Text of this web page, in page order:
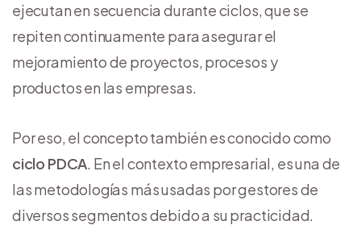
ejecutan en secuencia durante ciclos, que se
repiten continuamente para asegurar el
mejoramiento de proyectos, procesos y
productos en las empresas.
Por eso, el concepto también es conocido como
ciclo PDCA. En el contexto empresarial, es una de
las metodologías más usadas por gestores de
diversos segmentos debido a su practicidad.